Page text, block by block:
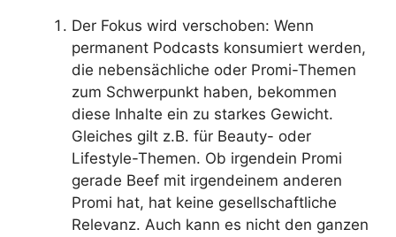
Der Fokus wird verschoben: Wenn
permanent Podcasts konsumiert werden,
die nebensächliche oder Promi-Themen
zum Schwerpunkt haben, bekommen
diese Inhalte ein zu starkes Gewicht.
Gleiches gilt z.B. für Beauty- oder
Lifestyle-Themen. Ob irgendein Promi
gerade Beef mit irgendeinem anderen
Promi hat, hat keine gesellschaftliche
Relevanz. Auch kann es nicht den ganzen